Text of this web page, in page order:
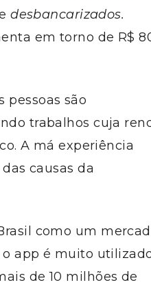
desbancarizados.
em torno de R$
pessoas são
trabalhos cuja
A má experiência
causas da
como um
o app é muito
de 10 milhões de